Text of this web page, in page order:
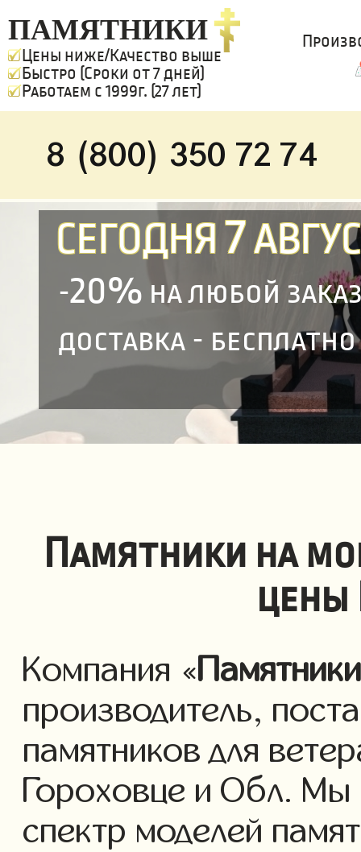
ПАМЯТНИКИ
Цены ниже/Качество выше
Быстро (Сроки от 7 дней)
Работаем с 1999г. (27 лет)
8 (800) 350 72 74
СЕГОДНЯ7
-20% на любой
доставка - бесплатно
Памятники на
цены
Компания «Памятники
производитель,
памятников для
Гороховце и Обл.
спектр моделей